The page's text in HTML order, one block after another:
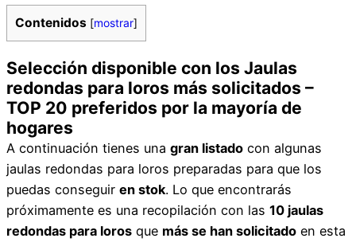
Contenidos [mostrar]
Selección disponible con los Jaulas
redondas para loros más solicitados –
TOP 20 preferidos por la mayoría de
hogares
A continuación tienes una gran listado con algunas
jaulas redondas para loros preparadas para que los
puedas conseguir en stok. Lo que encontrarás
próximamente es una recopilación con las 10 jaulas
redondas para loros que más se han solicitado en esta